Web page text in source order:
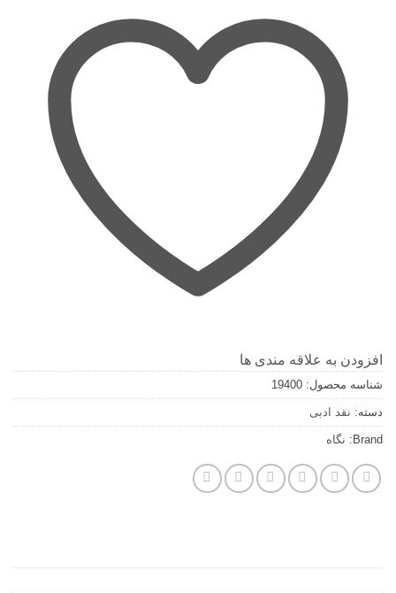
افزودن به علاقه مندی ها
شناسه محصول: 19400
دسته: نقد ادبی
Brand: نگاه